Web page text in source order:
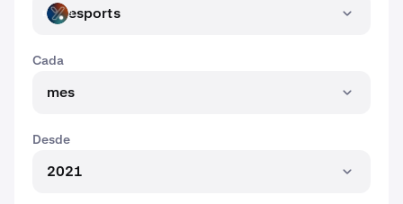
ESPORTSesports
Cada
mes
Desde
2021